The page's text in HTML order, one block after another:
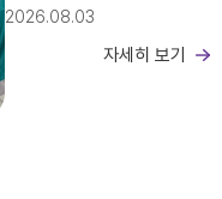
2026.08.03
자세히 보기